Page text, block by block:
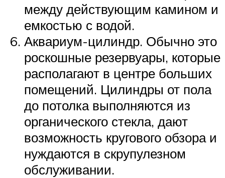
между действующим камином и
емкостью с водой.
Аквариум-цилиндр. Обычно это
роскошные резервуары, которые
располагают в центре больших
помещений. Цилиндры от пола
до потолка выполняются из
органического стекла, дают
возможность кругового обзора и
нуждаются в скрупулезном
обслуживании.